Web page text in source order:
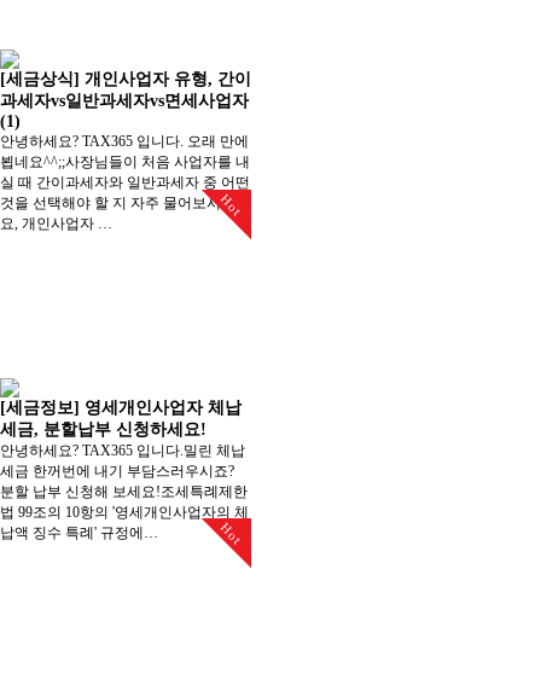
[세금상식] 개인사업자 유형, 간이
과세자vs일반과세자vs면세사업자
(1)
안녕하세요? TAX365 입니다. 오래 만에
뵙네요^^;;사장님들이 처음 사업자를 내
실 때 간이과세자와 일반과세자 중 어떤
것을 선택해야 할 지 자주 물어보시는데
요, 개인사업자 …
Hot
[세금정보] 영세개인사업자 체납
세금, 분할납부 신청하세요!
안녕하세요? TAX365 입니다.밀린 체납
세금 한꺼번에 내기 부담스러우시죠?
분할 납부 신청해 보세요!조세특례제한
법 99조의 10항의 '영세개인사업자의 체
납액 징수 특례' 규정에…
Hot